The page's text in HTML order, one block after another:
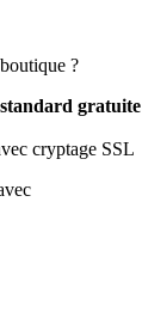
?
gratuite
cryptage SSL